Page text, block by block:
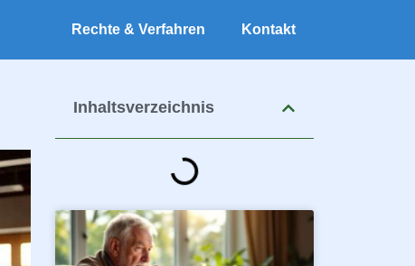
Rechte & Verfahren Kontakt
Inhaltsverzeichnis